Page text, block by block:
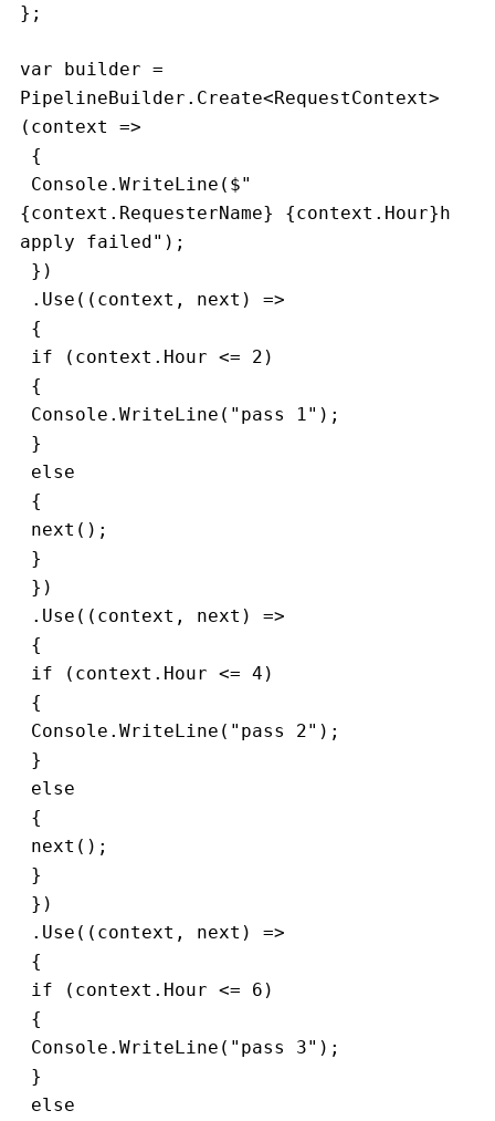
};
var builder =
PipelineBuilder.Create<RequestContext>
(context =>
{
{context.RequesterName} {context.Hour}h
apply failed");
})
.Use((context, next) =>
{
if (context.Hour <= 2)
{
Console.WriteLine("pass 1");
}
else
{
next();
}
})
.Use((context, next) =>
{
if (context.Hour <= 4)
{
Console.WriteLine("pass 2");
}
else
{
next();
}
})
.Use((context, next) =>
{
if (context.Hour <= 6)
{
Console.WriteLine("pass 3");
}
else